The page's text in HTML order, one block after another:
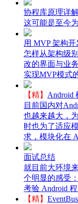
协程库原理详
这可能是至今
用 MVP 架构开
怎样从架构级
改的界面与业
实现MVP模式
【精】 Android
目前国内对
也越来越大，
时也为了适应
求，模块化在
面试总结
就目前大环境
个明显的感受
考验 Android
【精】